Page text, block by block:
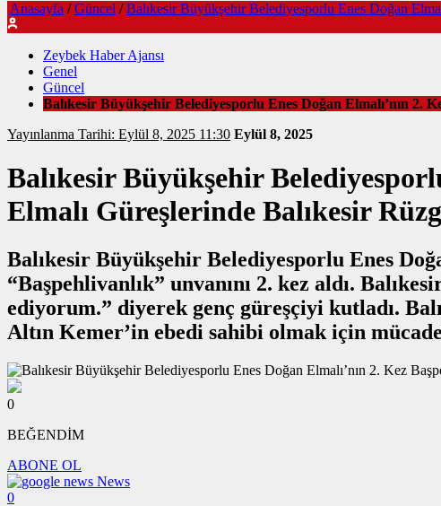
Anasayfa / Güncel / Balıkesir Büyükşehir Belediyesporlu Enes Doğan
Zeybek Haber Ajansı
Genel
Güncel
Balıkesir Büyükşehir Belediyesporlu Enes Doğan Elmalı’nın 2.
Yayınlanma Tarihi: Eylül 8, 2025 11:30 Eylül 8, 2025
Balıkesir Büyükşehir
Elmalı Güreşlerinde Balıkesir
Balıkesir Büyükşehir Belediyesporlu Enes
“Başpehlivanlık” unvanını 2. kez aldı.
ediyorum.” diyerek genç güreşçiyi kutladı.
Altın Kemer’in ebedi sahibi olmak için
0
BEĞENDİM
ABONE OL
News
0